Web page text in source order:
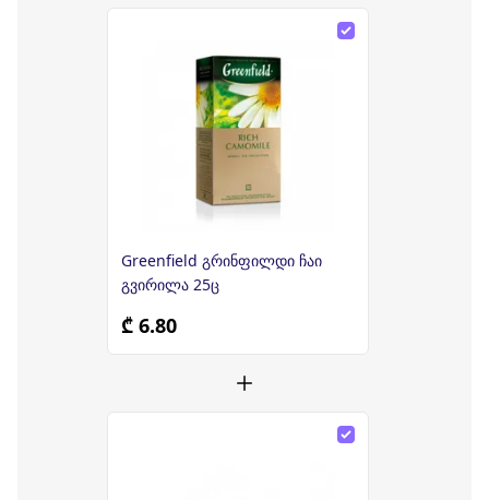
Greenfield გრინფილდი ჩაი
გვირილა 25ც
₾ 6.80